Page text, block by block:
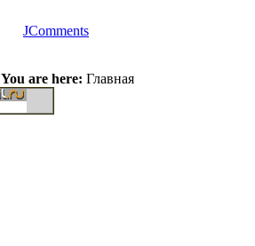
JComments
You are here: Главная